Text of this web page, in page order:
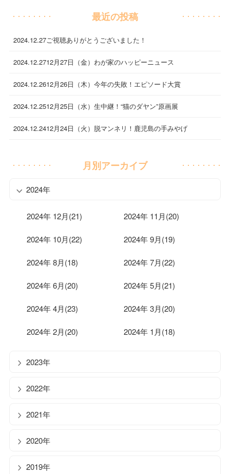
最近の投稿
2024.12.27ご視聴ありがとうございました！
2024.12.2712月27日（金）わが家のハッピーニュース
2024.12.2612月26日（木）今年の失敗！エピソード大賞
2024.12.2512月25日（水）生中継！“猫のダヤン”原画展
2024.12.2412月24日（火）脱マンネリ！鹿児島の手みやげ
月別アーカイブ
2024年
2024年 12月(21) 2024年 11月(20)
2024年 10月(22) 2024年 9月(19)
2024年 8月(18) 2024年 7月(22)
2024年 6月(20) 2024年 5月(21)
2024年 4月(23) 2024年 3月(20)
2024年 2月(20) 2024年 1月(18)
2023年
2022年
2021年
2020年
2019年